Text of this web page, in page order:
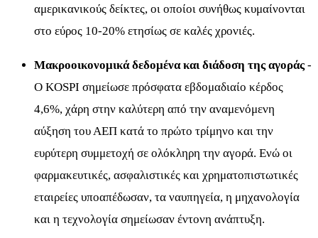
αμερικανικούς δείκτες, οι οποίοι συνήθως κυμαίνονται
στο εύρος 10-20% ετησίως σε καλές χρονιές.
Μακροοικονομικά δεδομένα και διάδοση της αγοράς -
Ο KOSPI σημείωσε πρόσφατα εβδομαδιαίο κέρδος
4,6%, χάρη στην καλύτερη από την αναμενόμενη
αύξηση του ΑΕΠ κατά το πρώτο τρίμηνο και την
ευρύτερη συμμετοχή σε ολόκληρη την αγορά. Ενώ οι
φαρμακευτικές, ασφαλιστικές και χρηματοπιστωτικές
εταιρείες υποαπέδωσαν, τα ναυπηγεία, η μηχανολογία
και η τεχνολογία σημείωσαν έντονη ανάπτυξη.